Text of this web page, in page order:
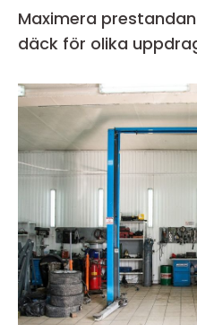
Maximera
däck för olika